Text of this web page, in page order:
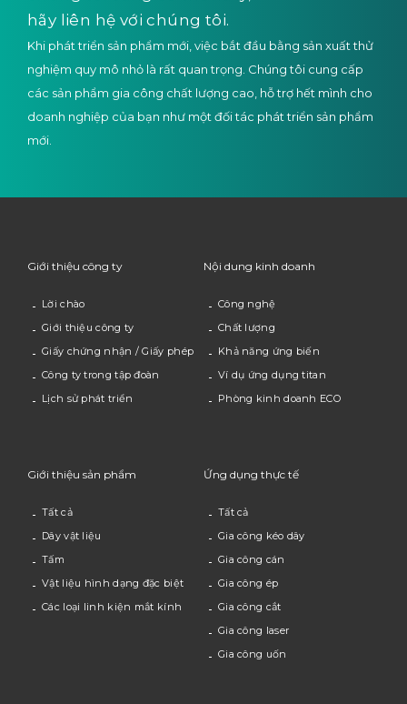
hãy liên hệ với chúng tôi.
Khi phát triển sản phẩm mới, việc bắt đầu bằng sản xuất thử
nghiệm quy mô nhỏ là rất quan trọng. Chúng tôi cung cấp
các sản phẩm gia công chất lượng cao, hỗ trợ hết mình cho
doanh nghiệp của bạn như một đối tác phát triển sản phẩm
mới.
Giới thiệu công ty
Lời chào
Giới thiệu công ty
Giấy chứng nhận / Giấy phép
Công ty trong tập đoàn
Lịch sử phát triển
Nội dung kinh doanh
Công nghệ
Chất lượng
Khả năng ứng biến
Ví dụ ứng dụng titan
Phòng kinh doanh ECO
Giới thiệu sản phẩm
Tất cả
Dây vật liệu
Tấm
Vật liệu hình dạng đặc biệt
Các loại linh kiện mắt kính
Ứng dụng thực tế
Tất cả
Gia công kéo dây
Gia công cán
Gia công ép
Gia công cắt
Gia công laser
Gia công uốn